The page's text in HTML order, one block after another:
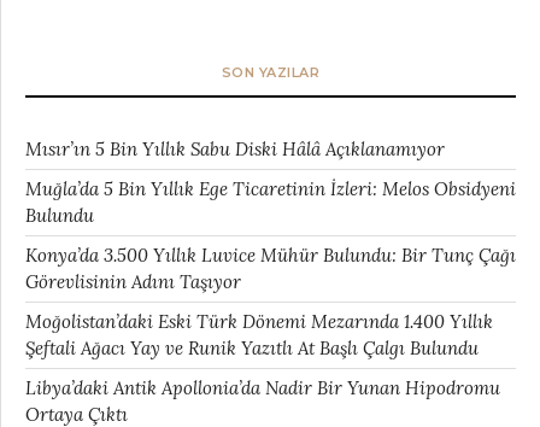
SON YAZILAR
Mısır’ın 5 Bin Yıllık Sabu Diski Hâlâ Açıklanamıyor
Muğla’da 5 Bin Yıllık Ege Ticaretinin İzleri: Melos Obsidyeni
Bulundu
Konya’da 3.500 Yıllık Luvice Mühür Bulundu: Bir Tunç Çağı
Görevlisinin Adını Taşıyor
Moğolistan’daki Eski Türk Dönemi Mezarında 1.400 Yıllık
Şeftali Ağacı Yay ve Runik Yazıtlı At Başlı Çalgı Bulundu
Libya’daki Antik Apollonia’da Nadir Bir Yunan Hipodromu
Ortaya Çıktı